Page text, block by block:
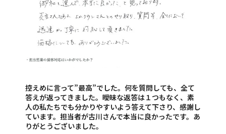
控えめに言って”最高”でした。何を質問しても、全て
答えが返ってきました。曖昧な返答は１つもなく、素
人の私たちでも分かりやすいよう答えて下さり、感謝し
ています。担当者が古川さんで本当に良かったです。あ
りがとうございました。